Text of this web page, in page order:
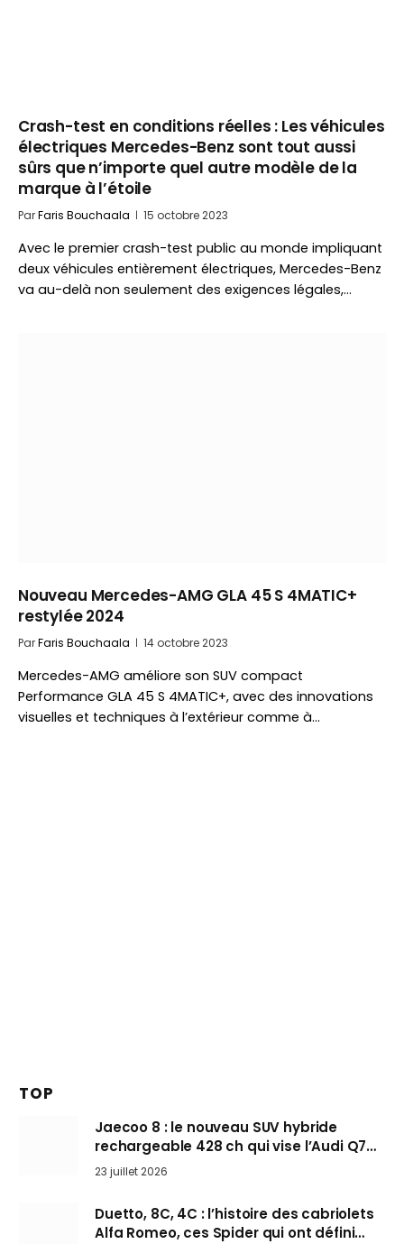
Crash-test en conditions réelles : Les véhicules
électriques Mercedes-Benz sont tout aussi
sûrs que n’importe quel autre modèle de la
marque à l’étoile
ParFaris Bouchaala 15 octobre 2023
Avec le premier crash-test public au monde impliquant
deux véhicules entièrement électriques, Mercedes-Benz
va au-delà non seulement des exigences légales,…
Nouveau Mercedes-AMG GLA 45 S 4MATIC+
restylée 2024
ParFaris Bouchaala 14 octobre 2023
Mercedes-AMG améliore son SUV compact
Performance GLA 45 S 4MATIC+, avec des innovations
visuelles et techniques à l’extérieur comme à…
TOP
Jaecoo 8 : le nouveau SUV hybride
rechargeable 428 ch qui vise l’Audi Q7
arrive en Europe cet automne
23 juillet 2026
Duetto, 8C, 4C : l’histoire des cabriolets
Alfa Romeo, ces Spider qui ont défini